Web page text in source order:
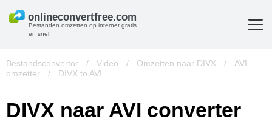
Bestanden omzetten op internet gratis
en snel!
Bestandsconvertor / Video / Omzetten naar DIVX /
AVI-
omzetter
/ DIVX to AVI
DIVX naar AVI converter